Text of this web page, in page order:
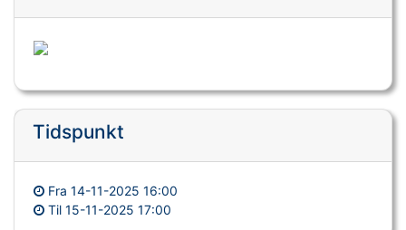
Tidspunkt
Fra 14-11-2025 16:00
Til 15-11-2025 17:00